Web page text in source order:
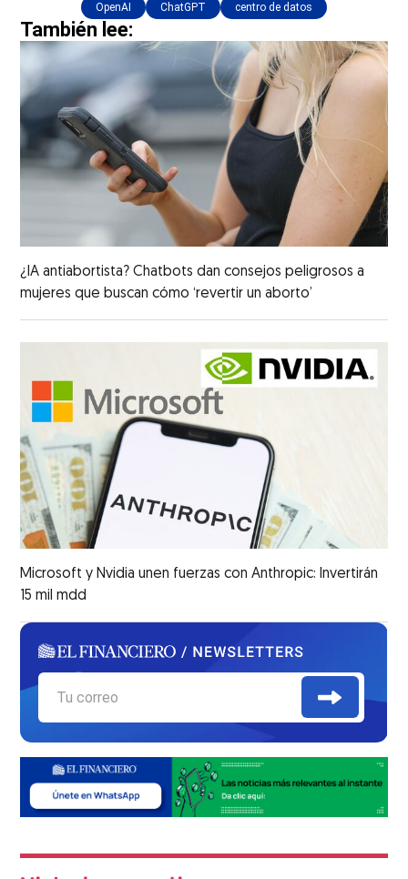
OpenAI ChatGPT centro de datos
También lee:
¿IA antiabortista? Chatbots dan consejos peligrosos a
mujeres que buscan cómo ‘revertir un aborto’
Microsoft y Nvidia unen fuerzas con Anthropic: Invertirán
15 mil mdd